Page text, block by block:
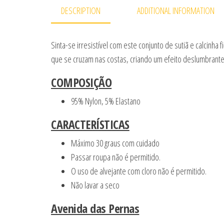
DESCRIPTION ADDITIONAL INFORMATION
Sinta-se irresistível com este conjunto de sutiã e calcinha
que se cruzam nas costas, criando um efeito
COMPOSIÇÃO
95% Nylon, 5% Elastano
CARACTERÍSTICAS
Máximo 30 graus com cuidado
Passar roupa não é permitido.
O uso de alvejante com cloro não é permitido.
Não lavar a seco
Avenida das Pernas